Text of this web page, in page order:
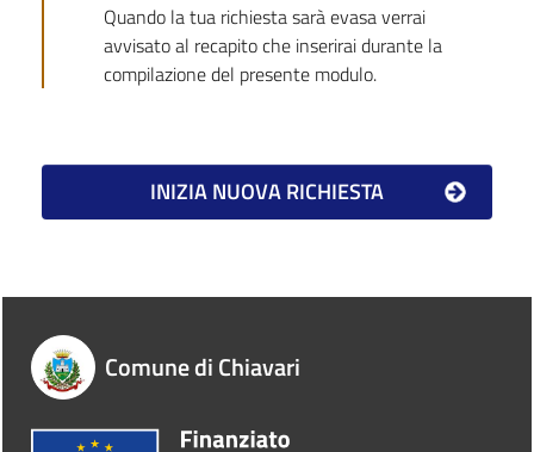
Quando la tua richiesta sarà evasa verrai
avvisato al recapito che inserirai durante la
compilazione del presente modulo.
Comune di Chiavari